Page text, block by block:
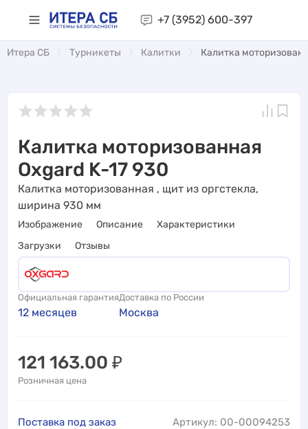
+7 (3952) 600-397
Итера СБ Турникеты Калитки Калитка
Калитка моторизованная
Oxgard K-17 930
Калитка моторизованная , щит из оргстекла,
ширина 930 мм
Изображение Описание
Характеристики
Загрузки
Отзывы
Официальная гарантия
12 месяцев
Доставка по России
Москва
121 163.00 ₽
Розничная цена
Поставка под заказ Артикул: 00-00094253